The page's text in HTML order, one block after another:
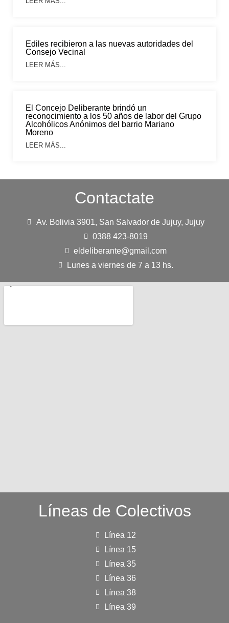
Ediles recibieron a las nuevas autoridades del
Consejo Vecinal
LEER MÁS...
El Concejo Deliberante brindó un
reconocimiento a los 50 años de labor del Grupo
Alcohólicos Anónimos del barrio Mariano
Moreno
LEER MÁS...
Contactate
Av. Bolivia 3901, San Salvador de Jujuy, Jujuy
0388 423-8019
eldeliberante@gmail.com
Lunes a viernes de 7 a 13 hs.
Líneas de Colectivos
Línea 12
Línea 15
Línea 35
Línea 36
Línea 38
Línea 39